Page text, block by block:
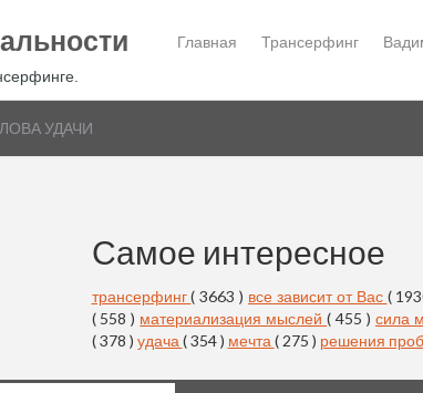
Главная Трансерфинг
УДАЧИ
Самое интересное
трансерфинг( 3663 ) все зависит от Вас (
( 558 ) материализация мыслей( 455 ) сила
( 378 ) удача ( 354 ) мечта ( 275 ) решения